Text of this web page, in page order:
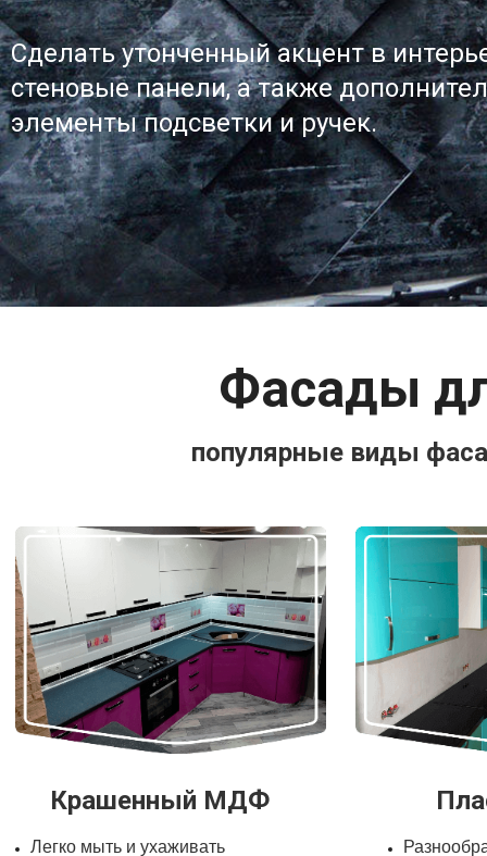
Легко мыть и ухаживать
Сделать утонченный акцент в
стеновые панели, а также
элементы подсветки и ручек.
Фасады
Крашенный МДФ
популярные виды